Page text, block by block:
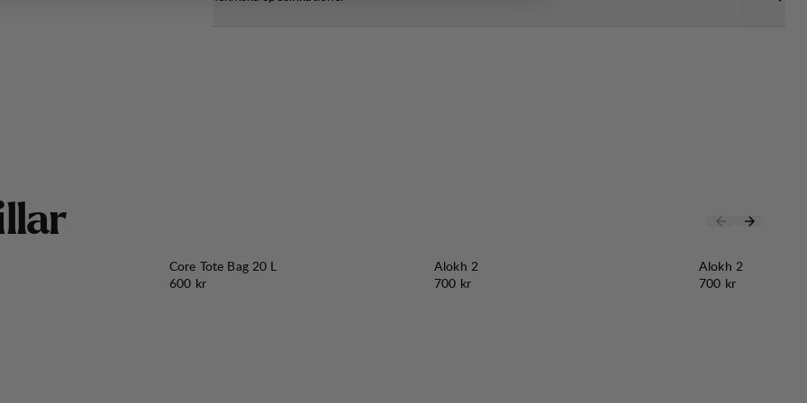
llar
Core Tote Bag 20 L
Pris:
600 kr
Alokh 2
Pris:
700 kr
Alokh 2
Pris:
700 kr